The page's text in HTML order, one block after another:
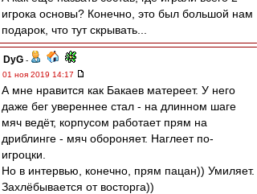
игрока основы? Конечно, это был большой нам
подарок, что тут скрывать...
DyG -
01 ноя 2019 14:17
А мне нравится как Бакаев матереет. У него
даже бег увереннее стал - на длинном шаге
мяч ведёт, корпусом работает прям на
дриблинге - мяч обороняет. Наглеет по-
игроцки.
Но в интервью, конечно, прям пацан)) Умиляет.
Захлёбывается от восторга))